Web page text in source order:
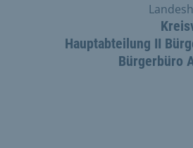
Hauptabteilung II
Bürgerbüro